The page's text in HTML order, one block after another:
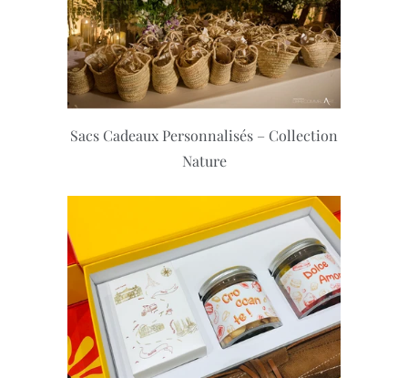
Sacs Cadeaux Personnalisés – Collection
Nature